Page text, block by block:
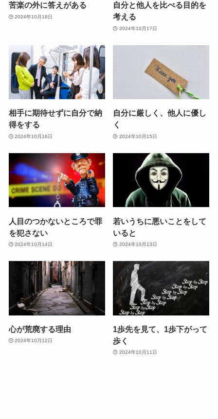
苦楽の外に答えがある
2024年10月18日
自分と他人を比べる目的を
考える
2024年10月17日
相手に期待せずに自分で納
得をする
2024年10月16日
自分に厳しく、他人に優し
く
2024年10月15日
人目のつかないところで罪
を犯さない
2024年10月14日
若いうちに悪いことをして
いると
2024年10月13日
心が荒廃する理由
2024年10月12日
1歩先を見て、1歩下がって
歩く
2024年10月11日